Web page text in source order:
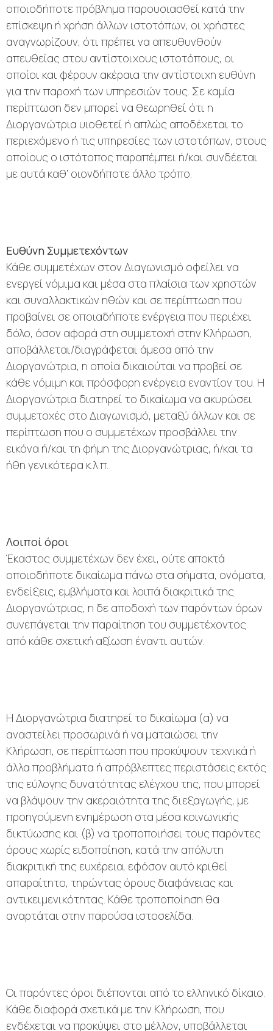
οποιοδήποτε πρόβλημα παρουσιασθεί κατά την
επίσκεψη ή χρήση άλλων ιστοτόπων, οι χρήστες
αναγνωρίζουν, ότι πρέπει να απευθυνθούν
απευθείας στου αντίστοιχους ιστοτόπους, οι
οποίοι και φέρουν ακέραια την αντίστοιχη ευθύνη
για την παροχή των υπηρεσιών τους. Σε καμία
περίπτωση δεν μπορεί να θεωρηθεί ότι η
Διοργανώτρια υιοθετεί ή απλώς αποδέχεται το
περιεχόμενο ή τις υπηρεσίες των ιστοτόπων, στους
οποίους ο ιστότοπος παραπέμπει ή/και συνδέεται
με αυτά καθ’ οιονδήποτε άλλο τρόπο.
Ευθύνη Συμμετεχόντων
Κάθε συμμετέχων στον Διαγωνισμό οφείλει να
ενεργεί νόμιμα και μέσα στα πλαίσια των χρηστών
και συναλλακτικών ηθών και σε περίπτωση που
προβαίνει σε οποιαδήποτε ενέργεια που περιέχει
δόλο, όσον αφορά στη συμμετοχή στην Κλήρωση,
αποβάλλεται/διαγράφεται άμεσα από την
Διοργανώτρια, η οποία δικαιούται να προβεί σε
κάθε νόμιμη και πρόσφορη ενέργεια εναντίον του. Η
Διοργανώτρια διατηρεί το δικαίωμα να ακυρώσει
συμμετοχές στο Διαγωνισμό, μεταξύ άλλων και σε
περίπτωση που ο συμμετέχων προσβάλλει την
εικόνα ή/και τη φήμη της Διοργανώτριας, ή/και τα
ήθη γενικότερα κ.λ.π.
Λοιποί όροι
Έκαστος συμμετέχων δεν έχει, ούτε αποκτά
οποιοδήποτε δικαίωμα πάνω στα σήματα, ονόματα,
ενδείξεις, εμβλήματα και λοιπά διακριτικά της
Διοργανώτριας, η δε αποδοχή των παρόντων όρων
συνεπάγεται την παραίτηση του συμμετέχοντος
από κάθε σχετική αξίωση έναντι αυτών.
Η Διοργανώτρια διατηρεί το δικαίωμα (α) να
αναστείλει προσωρινά ή να ματαιώσει την
Κλήρωση, σε περίπτωση που προκύψουν τεχνικά ή
άλλα προβλήματα ή απρόβλεπτες περιστάσεις εκτός
της εύλογης δυνατότητας ελέγχου της, που μπορεί
να βλάψουν την ακεραιότητα της διεξαγωγής, με
προηγούμενη ενημέρωση στα μέσα κοινωνικής
δικτύωσης και (β) να τροποποιήσει τους παρόντες
όρους χωρίς ειδοποίηση, κατά την απόλυτη
διακριτική της ευχέρεια, εφόσον αυτό κριθεί
απαραίτητο, τηρώντας όρους διαφάνειας και
αντικειμενικότητας. Κάθε τροποποίηση θα
αναρτάται στην παρούσα ιστοσελίδα.
Οι παρόντες όροι διέπονται από το ελληνικό δίκαιο.
Κάθε διαφορά σχετικά με την Κλήρωση, που
ενδέχεται να προκύψει στο μέλλον, υποβάλλεται